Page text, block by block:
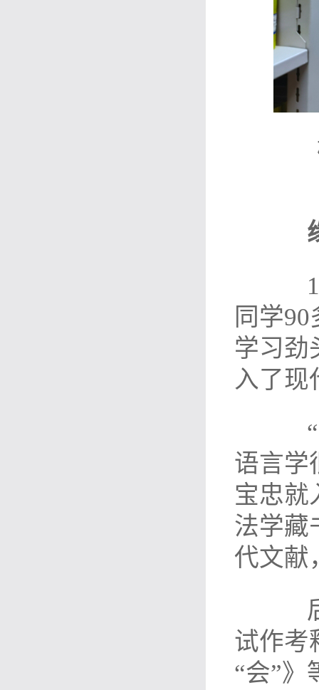
同学
学习劲
入了现
“大
语言学
宝忠就
法学藏
代文献
后
试作考
“会”》